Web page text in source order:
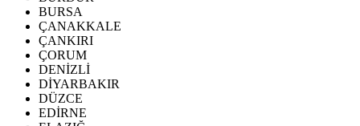
BURSA
ÇANAKKALE
ÇANKIRI
ÇORUM
DENİZLİ
DİYARBAKIR
DÜZCE
EDİRNE